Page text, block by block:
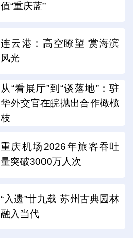
值“重庆蓝”
连云港：高空瞭望 赏海滨
风光
从“看展厅”到“谈落地”：驻
华外交官在皖抛出合作橄榄
枝
重庆机场2026年旅客吞吐
量突破3000万人次
“入遗”廿九载 苏州古典园林
融入当代